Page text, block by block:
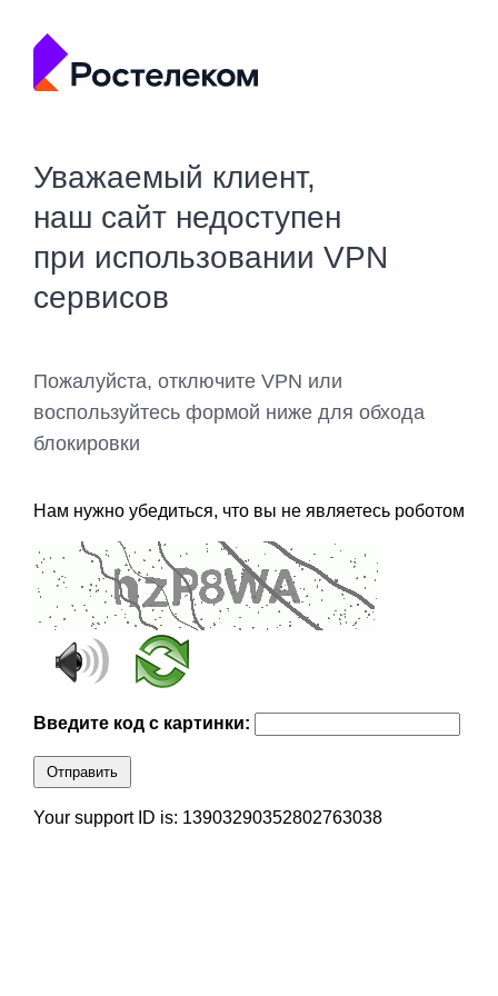
Уважаемый клиент,
наш сайт недоступен
при использовании VPN
сервисов
Пожалуйста, отключите VPN или
воспользуйтесь формой ниже для обхода
блокировки
Нам нужно убедиться, что вы не являетесь роботом
Введите код с картинки:
Отправить
Your support ID is: 13903290352802763038